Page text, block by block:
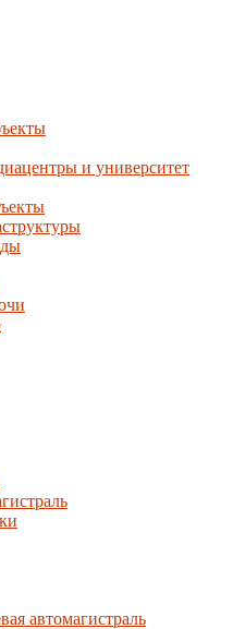
и университет
автомагистраль